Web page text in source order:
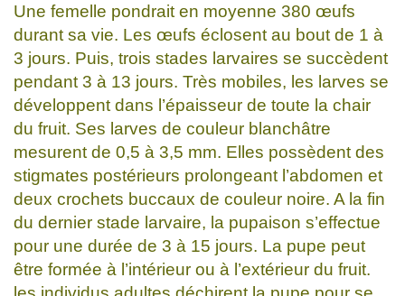
Une femelle pondrait en moyenne 380 œufs
durant sa vie. Les œufs éclosent au bout de 1 à
3 jours. Puis, trois stades larvaires se succèdent
pendant 3 à 13 jours. Très mobiles, les larves se
développent dans l’épaisseur de toute la chair
du fruit. Ses larves de couleur blanchâtre
mesurent de 0,5 à 3,5 mm. Elles possèdent des
stigmates postérieurs prolongeant l’abdomen et
deux crochets buccaux de couleur noire. A la fin
du dernier stade larvaire, la pupaison s’effectue
pour une durée de 3 à 15 jours. La pupe peut
être formée à l’intérieur ou à l’extérieur du fruit.